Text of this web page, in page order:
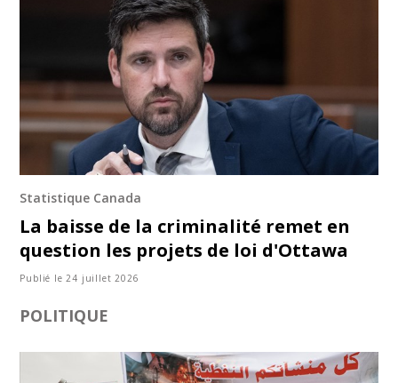
Statistique Canada
La baisse de la criminalité remet en
question les projets de loi d'Ottawa
Publié le 24 juillet 2026
POLITIQUE